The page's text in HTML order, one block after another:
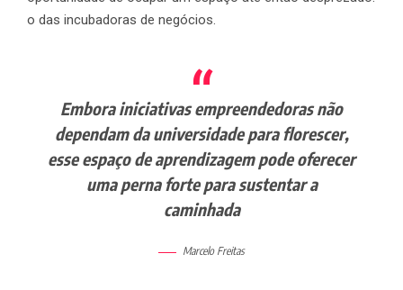
o das incubadoras de negócios.
Embora iniciativas empreendedoras não
dependam da universidade para florescer,
esse espaço de aprendizagem pode oferecer
uma perna forte para sustentar a
caminhada
Marcelo Freitas